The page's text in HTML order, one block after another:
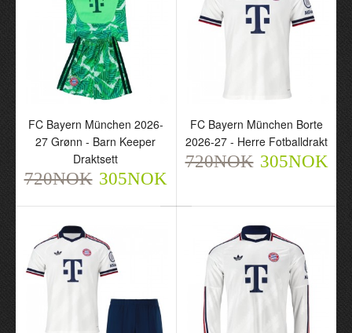
2026-27 Grønn - Barn
Keeper Draktsett
720NOK
Borte 2026-27 - Herre
Fotballdrakt
720NOK 305NOK
FC Bayern München 2026-
27 Grønn - Barn Keeper
Draktsett
720NOK 305NOK
FC Bayern München Borte
2026-27 - Herre Fotballdrakt
720NOK 305NOK